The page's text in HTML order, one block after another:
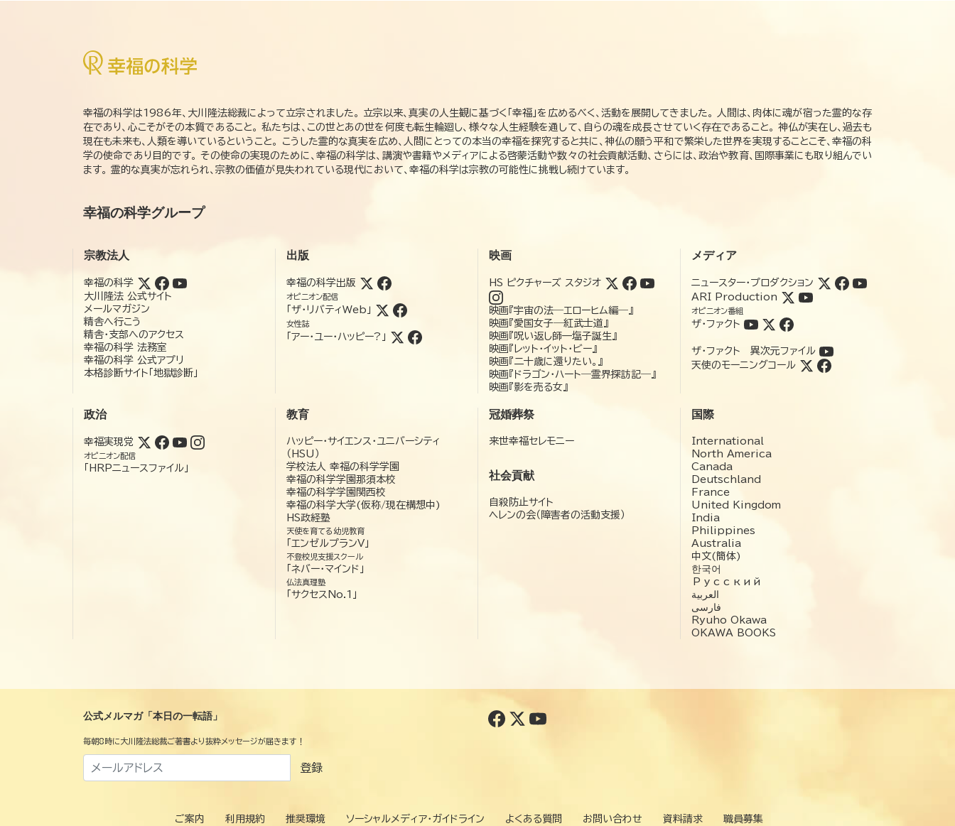
幸福の科学は1986年、大川隆法総裁によって立宗されました。 立宗以来、真実の人生観に基づく「幸福」を広めるべく、活動を展開してきました。 人間は、肉体に魂が宿った霊的な存
在であり、心こそがその本質であること。 私たちは、この世とあの世を何度も転生輪廻し、様々な人生経験を通して、自らの魂を成長させていく存在であること。 神仏が実在し、過去も
現在も未来も、人類を導いているということ。 こうした霊的な真実を広め、人間にとっての本当の幸福を探究すると共に、神仏の願う平和で繁栄した世界を実現することこそ、幸福の科
学の使命であり目的です。 その使命の実現のために、幸福の科学は、講演や書籍やメディアによる啓蒙活動や数々の社会貢献活動、さらには、政治や教育、国際事業にも取り組んでい
ます。 霊的な真実が忘れられ、宗教の価値が見失われている現代において、幸福の科学は宗教の可能性に挑戦し続けています。
幸福の科学グループ
宗教法人
幸福の科学
大川隆法 公式サイト
メールマガジン
精舎へ行こう
精舎・支部へのアクセス
幸福の科学 法務室
幸福の科学 公式アプリ
本格診断サイト「地獄診断」
出版
幸福の科学出版
オピニオン配信
「ザ・リバティWeb」
女性誌
「アー・ユー・ハッピー?」
映画
HS ピクチャーズ スタジオ
映画『宇宙の法―エローヒム編―』
映画『愛国女子―紅武士道』
映画『呪い返し師—塩子誕生』
映画『レット・イット・ビー』
映画『二十歳に還りたい。』
映画『ドラゴン・ハート―霊界探訪記―』
映画『影を売る女』
メディア
ニュースター・プロダクション
ARI Production
オピニオン番組
ザ・ファクト
ザ・ファクト 異次元ファイル
天使のモーニングコール
政治
幸福実現党
オピニオン配信
「HRPニュースファイル」
教育
ハッピー・サイエンス・ユニバーシティ
（HSU）
学校法人 幸福の科学学園
幸福の科学学園那須本校
幸福の科学学園関西校
幸福の科学大学(仮称/現在構想中)
HS政経塾
天使を育てる幼児教育
「エンゼルプランV」
不登校児支援スクール
「ネバー・マインド」
仏法真理塾
「サクセスNo.1」
冠婚葬祭
来世幸福セレモニー
社会貢献
自殺防止サイト
ヘレンの会（障害者の活動支援）
国際
International
North America
Canada
Deutschland
France
United Kingdom
India
Philippines
Australia
中文(簡体)
한국어
Русский
العربية‏
فارسی
Ryuho Okawa
OKAWA BOOKS
公式メルマガ「本日の一転語」
毎朝8時に大川隆法総裁ご著書より抜粋メッセージが届きます！
登録
ご案内 利用規約 推奨環境 ソーシャルメディア・ガイドライン よくある質問 お問い合わせ 資料請求 職員募集